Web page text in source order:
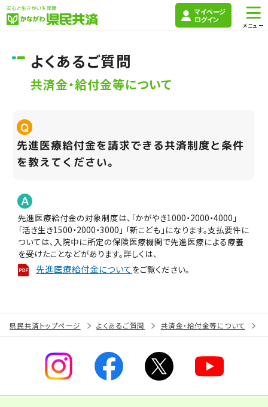
マイページ
ログイン
よくあるご質問
共済金・給付金等について
先進医療給付金を請求できる共済制度と条件
を教えてください。
先進医療給付金の対象制度は、「かがやき1000・2000・4000」
「活き生き1500・2000・3000」 「新こども」になります。支払要件に
ついては、入院中に所定の保険医療機関で先進医療による療養
を受けたことなどがあります。詳しくは、
先進医療給付金についてをご覧ください。
県民共済トップページ よくあるご質問 共済金・給付金等について